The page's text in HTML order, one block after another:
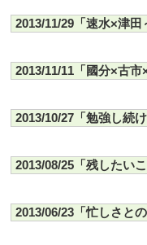
2013/11/29「速水×津
2013/11/11「國分×古
2013/10/27「勉強し続
2013/08/25「残したい
2013/06/23「忙しさと